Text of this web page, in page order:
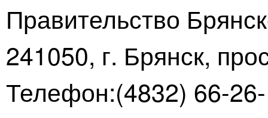
Правительство
241050, г. Брянск,
Телефон:(4832) 66-